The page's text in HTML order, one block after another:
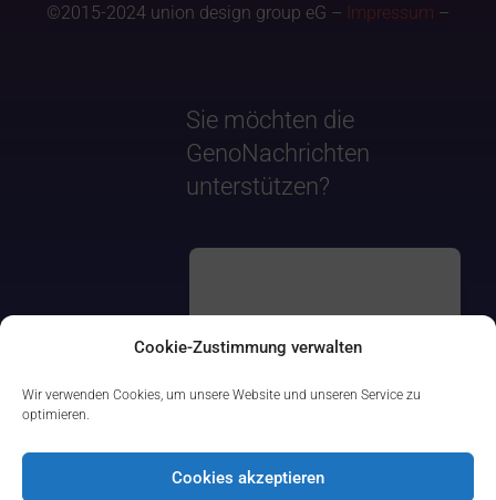
Cookie-Zustimmung verwalten
Wir verwenden Cookies, um unsere Website und unseren Service zu
optimieren.
Cookies akzeptieren
©2015-2024 union design group eG – Impressum –
Sie möchten die
GenoNachrichten
unterstützen?